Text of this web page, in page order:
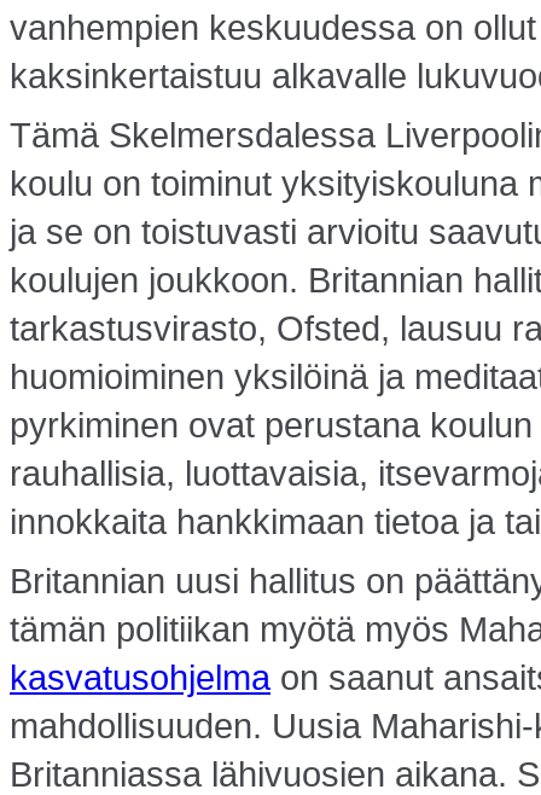
vanhempien keskuudessa on
kaksinkertaistuu alkavalle
Tämä Skelmersdalessa
koulu on toiminut yksityiskouluna
ja se on toistuvasti arvioitu
koulujen joukkoon. Britannian
tarkastusvirasto, Ofsted, lausuu
huomioiminen yksilöinä ja
pyrkiminen ovat perustana
rauhallisia, luottavaisia,
innokkaita hankkimaan tietoa ja
Britannian uusi hallitus on
tämän politiikan myötä myös
kasvatusohjelmaon saanut
mahdollisuuden. Uusia
Britanniassa lähivuosien aikana.